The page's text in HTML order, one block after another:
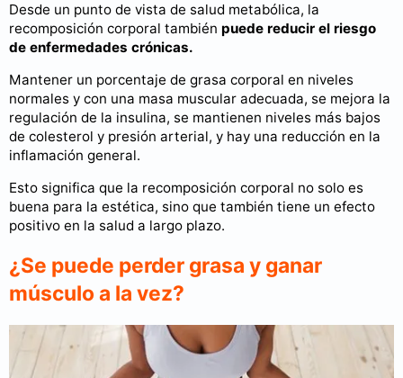
Desde un punto de vista de salud metabólica, la
recomposición corporal también puede reducir el riesgo
de enfermedades crónicas.
Mantener un porcentaje de grasa corporal en niveles
normales y con una masa muscular adecuada, se mejora la
regulación de la insulina, se mantienen niveles más bajos
de colesterol y presión arterial, y hay una reducción en la
inflamación general.
Esto significa que la recomposición corporal no solo es
buena para la estética, sino que también tiene un efecto
positivo en la salud a largo plazo.
¿Se puede perder grasa y ganar
músculo a la vez?